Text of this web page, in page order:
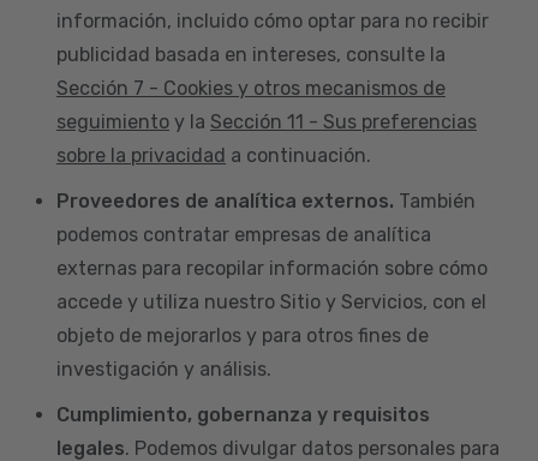
información, incluido cómo optar para no recibir
publicidad basada en intereses, consulte la
Sección 7 - Cookies y otros mecanismos de
seguimiento y la Sección 11 - Sus preferencias
sobre la privacidad a continuación.
Proveedores de analítica externos. También
podemos contratar empresas de analítica
externas para recopilar información sobre cómo
accede y utiliza nuestro Sitio y Servicios, con el
objeto de mejorarlos y para otros fines de
investigación y análisis.
Cumplimiento, gobernanza y requisitos
legales. Podemos divulgar datos personales para